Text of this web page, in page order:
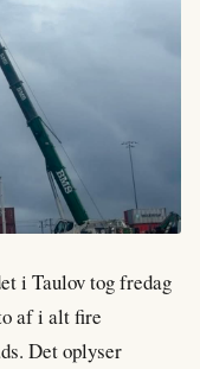
i Taulov tog fredag
af i alt fire
Det oplyser